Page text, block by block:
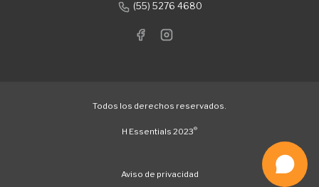
(55) 5276 4680
Todos los derechos reservados.
H Essentials 2023®
Aviso de privacidad